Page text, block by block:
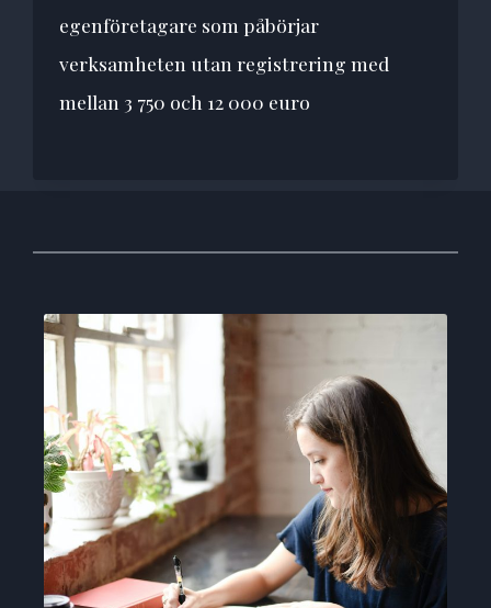
egenföretagare som påbörjar
verksamheten utan registrering med
mellan 3 750 och 12 000 euro